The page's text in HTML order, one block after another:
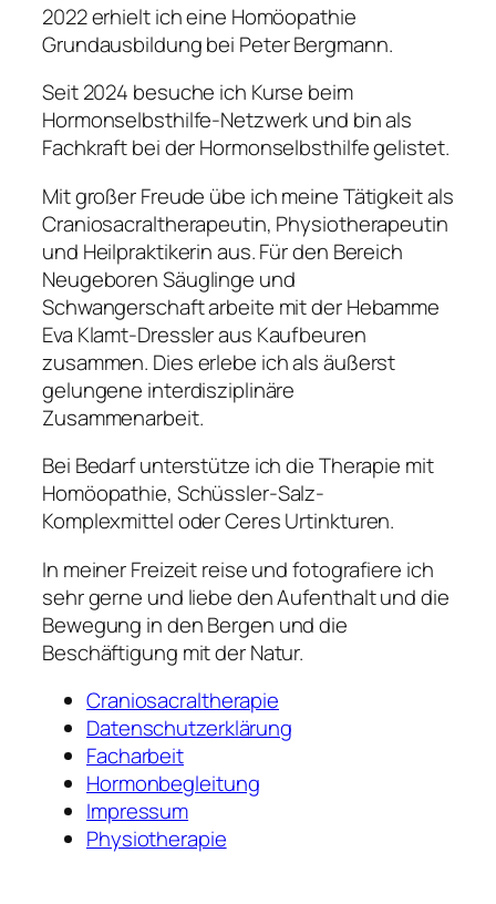
2022 erhielt ich eine Homöopathie
Grundausbildung bei Peter Bergmann.
Seit 2024 besuche ich Kurse beim
Hormonselbsthilfe-Netzwerk und bin als
Fachkraft bei der Hormonselbsthilfe gelistet.
Mit großer Freude übe ich meine Tätigkeit als
Craniosacraltherapeutin, Physiotherapeutin
und Heilpraktikerin aus. Für den Bereich
Neugeboren Säuglinge und
Schwangerschaft arbeite mit der Hebamme
Eva Klamt-Dressler aus Kaufbeuren
zusammen. Dies erlebe ich als äußerst
gelungene interdisziplinäre
Zusammenarbeit.
Bei Bedarf unterstütze ich die Therapie mit
Homöopathie, Schüssler-Salz-
Komplexmittel oder Ceres Urtinkturen.
In meiner Freizeit reise und fotografiere ich
sehr gerne und liebe den Aufenthalt und die
Bewegung in den Bergen und die
Beschäftigung mit der Natur.
Craniosacraltherapie
Datenschutzerklärung
Facharbeit
Hormonbegleitung
Impressum
Physiotherapie